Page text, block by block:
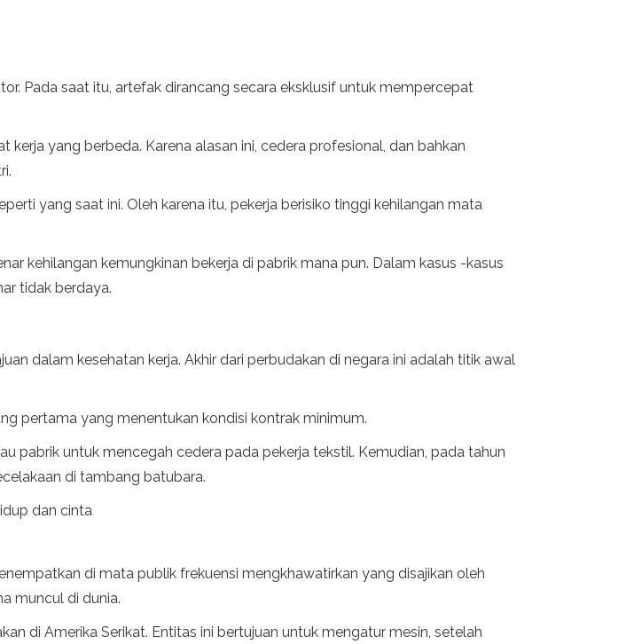
Pada saat itu, artefak dirancang secara eksklusif untuk mempercepat
yang berbeda. Karena alasan ini, cedera profesional, dan bahkan
yang saat ini. Oleh karena itu, pekerja berisiko tinggi kehilangan mata
kehilangan kemungkinan bekerja di pabrik mana pun. Dalam kasus -kasus
tidak berdaya.
dalam kesehatan kerja. Akhir dari perbudakan di negara ini adalah titik awal
pertama yang menentukan kondisi kontrak minimum.
pabrik untuk mencegah cedera pada pekerja tekstil. Kemudian, pada tahun
di tambang batubara.
dan cinta
di mata publik frekuensi mengkhawatirkan yang disajikan oleh
muncul di dunia.
di Amerika Serikat. Entitas ini bertujuan untuk mengatur mesin, setelah